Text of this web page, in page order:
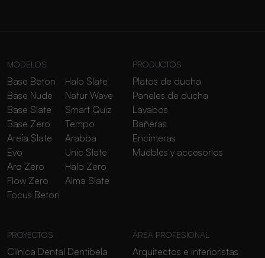
MODELOS
Base Beton
Base Nude
Base Slate
Base Zero
Areia Slate
Evo
Arq Zero
Flow Zero
Focus Beton
Halo Slate
Natur Wave
Smart Quiz
Tempo
Arabba
Unic Slate
Halo Zero
Alma Slate
PRODUCTOS
Platos de ducha
Paneles de ducha
Lavabos
Bañeras
Encimeras
Muebles y accesorios
PROYECTOS
Clínica Dental Dentibela
ÁREA PROFESIONAL
Arquitectos e interioristas